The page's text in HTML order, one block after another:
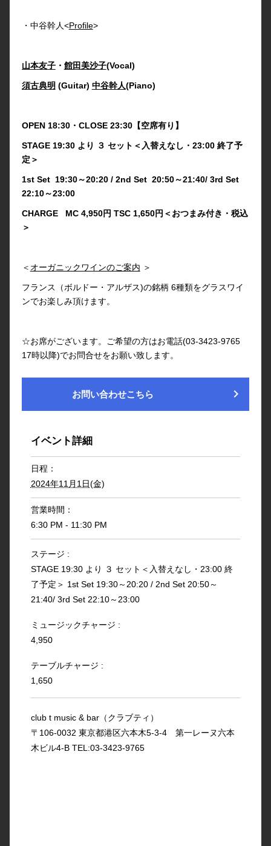
・中谷幹人<Profile>
山本友子・ 館田美沙子(Vocal)
須古典明 (Guitar) 中谷幹人(Piano)
OPEN 18:30・CLOSE 23:30【空席有り】
STAGE 19:30 より ３ セット＜入替えなし・23:00 終了予
定＞
1st Set 19:30～20:20 / 2nd Set 20:50～21:40/ 3rd Set
22:10～23:00
CHARGE MC 4,950円 TSC 1,650円＜おつまみ付き・税込
＞
＜ オーガニックワインのご案内 ＞
フランス（ボルドー・アルザス)の銘柄 6種類をグラスワイ
ンでお楽しみ頂けます。
☆お席がございます。ご希望の方はお電話(03-3423-9765
17時以降)でお問合せをお願い致します。
お問い合わせこちら chevron_right
イベント詳細
日程：
2024年11月1日(金)
営業時間：
6:30 PM - 11:30 PM
ステージ :
STAGE 19:30 より ３ セット＜入替えなし・23:00 終
了予定＞ 1st Set 19:30～20:20 / 2nd Set 20:50～
21:40/ 3rd Set 22:10～23:00
ミュージックチャージ :
4,950
テーブルチャージ :
1,650
club t music & bar（クラブティ）
〒106-0032 東京都港区六本木5-3-4 第一レーヌ六本
木ビル4-B TEL:03-3423-9765